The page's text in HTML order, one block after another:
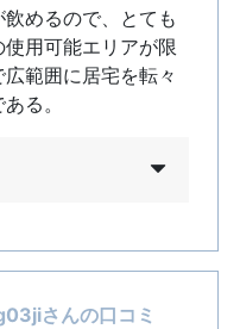
めるので、とても
用可能エリアが限
範囲に居宅を転々
る。
さんの口コミ